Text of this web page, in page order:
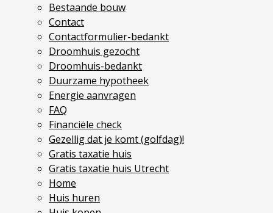
Bedrijfsaanbod
Diensten
Kopen
Verkopen
Huren
Verhuren
Taxeren
Verzekeren
Nieuwbouw
Projectontwikkelaars
Bestaande bouw
Contact
Contactformulier-bedankt
Droomhuis gezocht
Droomhuis-bedankt
Duurzame hypotheek
Energie aanvragen
FAQ
Financiële check
Gezellig dat je komt (golfdag)!
Gratis taxatie huis
Gratis taxatie huis Utrecht
Home
Huis huren